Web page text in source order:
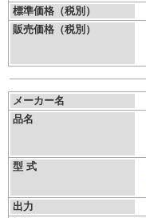
標準価格（税別）
販売価格（税別）
メーカー名
品名
型 式
出力